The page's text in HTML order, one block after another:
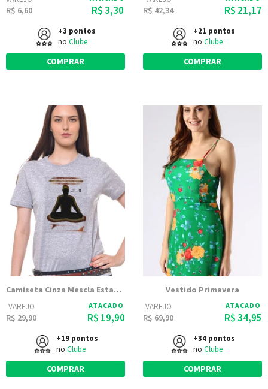
R$ 6,60 R$ 3,30
+3 pontos
no Clube
COMPRAR
R$ 42,34 R$ 21,17
+21 pontos
no Clube
COMPRAR
Camiseta Cinza Mescla Estampada Feminina Joss - Buda Pranchas
VAREJO
R$ 29,90
ATACADO
R$ 19,90
+19 pontos
no Clube
COMPRAR
Vestido Primavera
VAREJO
R$ 69,90
ATACADO
R$ 34,95
+34 pontos
no Clube
COMPRAR